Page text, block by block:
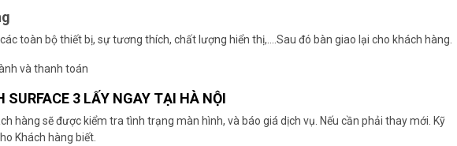
toàn bộ thiết bị, sự tương thích, chất lượng hiển thị,….Sau đó bàn giao lại cho khách hàng.
và thanh toán
3 LẤY NGAY TẠI HÀ NỘI
hàng sẽ được kiểm tra tình trạng màn hình, và báo giá dịch vụ. Nếu cần phải thay mới. Kỹ
Khách hàng biết.